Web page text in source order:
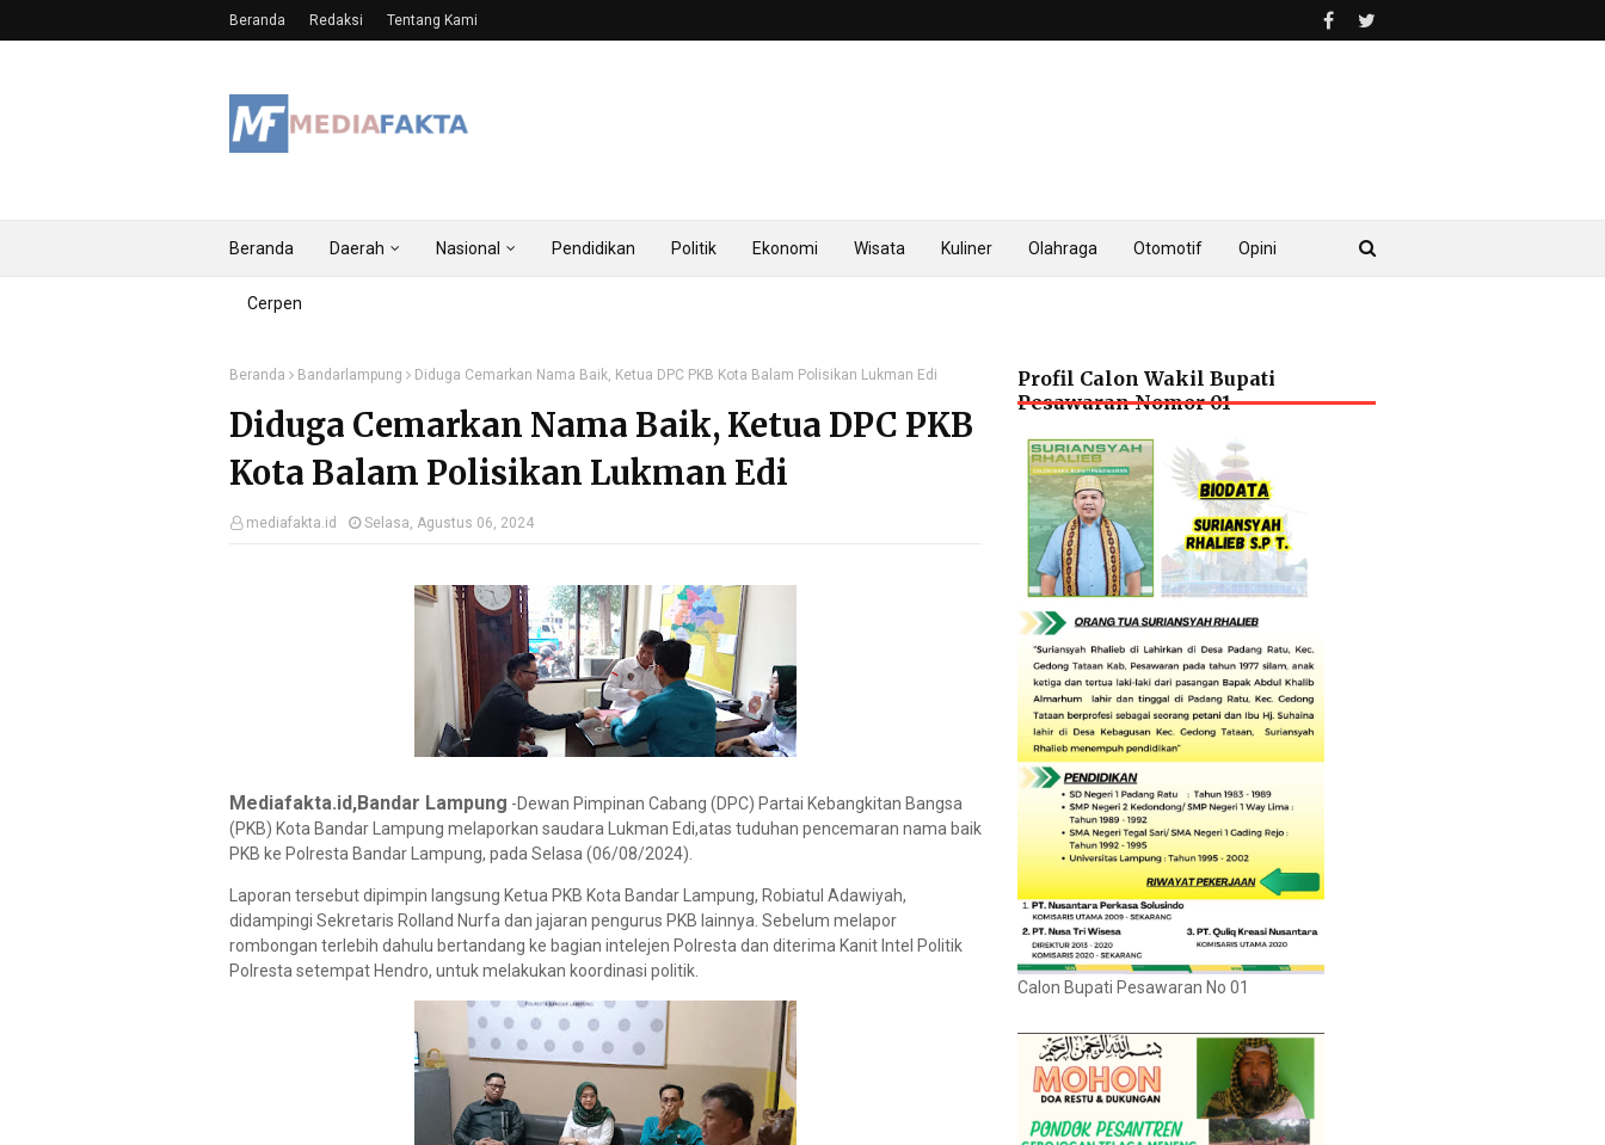
Beranda Redaksi Tentang Kami
Beranda Daerah Nasional Pendidikan Politik Ekonomi Wisata Kuliner Olahraga Otomotif Opini
Cerpen
Beranda Bandarlampung Diduga Cemarkan Nama Baik, Ketua DPC PKB Kota Balam Polisikan Lukman Edi
Diduga Cemarkan Nama Baik, Ketua DPC PKB
Kota Balam Polisikan Lukman Edi
mediafakta.id Selasa, Agustus 06, 2024
Mediafakta.id,Bandar Lampung -Dewan Pimpinan Cabang (DPC) Partai Kebangkitan Bangsa
(PKB) Kota Bandar Lampung melaporkan saudara Lukman Edi,atas tuduhan pencemaran nama baik
PKB ke Polresta Bandar Lampung, pada Selasa (06/08/2024).
Laporan tersebut dipimpin langsung Ketua PKB Kota Bandar Lampung, Robiatul Adawiyah,
didampingi Sekretaris Rolland Nurfa dan jajaran pengurus PKB lainnya. Sebelum melapor
rombongan terlebih dahulu bertandang ke bagian intelejen Polresta dan diterima Kanit Intel Politik
Polresta setempat Hendro, untuk melakukan koordinasi politik.
Profil Calon Wakil Bupati
Pesawaran Nomor 01
Calon Bupati Pesawaran No 01